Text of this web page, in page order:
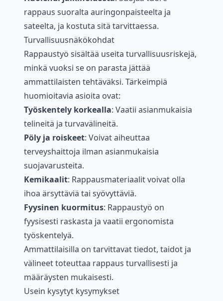
rappaus suoralta auringonpaisteelta ja
sateelta, ja kostuta sitä tarvittaessa.
Turvallisuusnäkökohdat
Rappaustyö sisältää useita turvallisuusriskejä,
minkä vuoksi se on parasta jättää
ammattilaisten tehtäväksi. Tärkeimpiä
huomioitavia asioita ovat:
Työskentely korkealla: Vaatii asianmukaisia
telineitä ja turvavälineitä.
Pöly ja roiskeet: Voivat aiheuttaa
terveyshaittoja ilman asianmukaisia
suojavarusteita.
Kemikaalit: Rappausmateriaalit voivat olla
ihoa ärsyttäviä tai syövyttäviä.
Fyysinen kuormitus: Rappaustyö on
fyysisesti raskasta ja vaatii ergonomista
työskentelyä.
Ammattilaisilla on tarvittavat tiedot, taidot ja
välineet toteuttaa rappaus turvallisesti ja
määräysten mukaisesti.
Usein kysytyt kysymykset